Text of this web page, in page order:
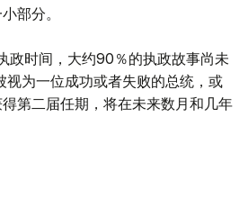
部分。
政时间，大约90％的执政故事尚未
视为一位成功或者失败的总统，或
第二届任期，将在未来数月和几年